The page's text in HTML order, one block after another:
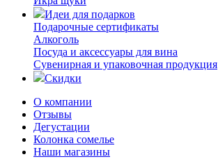
Идеи для подарков
Подарочные сертификаты
Алкоголь
Посуда и аксессуары для вина
Сувенирная и упаковочная продукция
Скидки
О компании
Отзывы
Дегустации
Колонка сомелье
Наши магазины